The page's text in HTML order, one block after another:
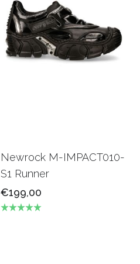
Newrock M-IMPACT010-
S1 Runner
€199,00